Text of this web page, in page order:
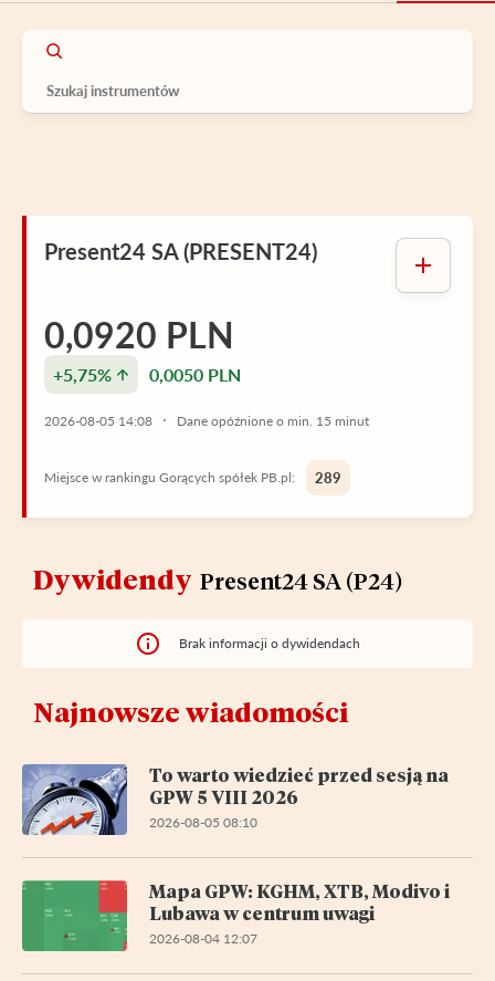
Present24 SA (PRESENT24)
0,0920 PLN
+5,75% 0,0050 PLN
2026-08-05 14:08 Dane opóźnione o min. 15 minut
Miejsce w rankingu Gorących spółek PB.pl: 289
Dywidendy Present24 SA (P24)
Brak informacji o dywidendach
Najnowsze wiadomości
To warto wiedzieć przed sesją na
GPW 5 VIII 2026
2026-08-05 08:10
Mapa GPW: KGHM, XTB, Modivo i
Lubawa w centrum uwagi
2026-08-04 12:07